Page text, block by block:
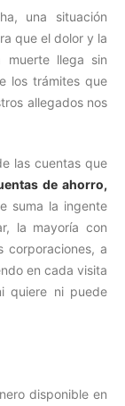
una situación
que el dolor y la
llega sin
los trámites que
allegados nos
las cuentas que
de ahorro,
suma la ingente
la mayoría con
corporaciones, a
en cada visita
quiere ni puede
disponible en